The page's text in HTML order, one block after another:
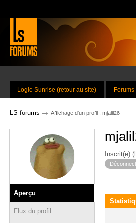
Logic-Sunrise (retour au site) Forums
LS forums → Affichage d'un profil : mjalil28
Aperçu
Flux du profil
Inscrit(e)